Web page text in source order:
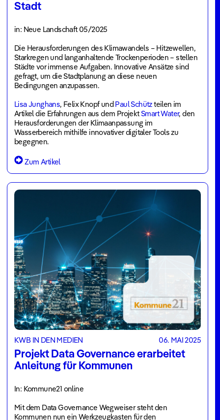
Stadt
in: Neue Landschaft 05/2025
Die Herausforderungen des Klimawandels – Hitzewellen,
Starkregen und langanhaltende Trockenperioden – stellen
Städte vor immense Aufgaben. Innovative Ansätze sind
gefragt, um die Stadtplanung an diese neuen
Bedingungen anzupassen.
Lisa Junghans, Felix Knopf undPaul Schützteilen im
Artikel die Erfahrungen aus dem ProjektSmart Water, den
Herausforderungen der Klimaanpassung im
Wasserbereich mithilfe innovativer digitaler Tools zu
begegnen.
Zum Artikel
KWB IN DEN MEDIEN 06. MAI 2025
Projekt Data Governance erarbeitet
Anleitung für Kommunen
In: Kommune21 online
Mit dem Data Governance Wegweiser steht den
Kommunen nun ein Werkzeugkasten für den